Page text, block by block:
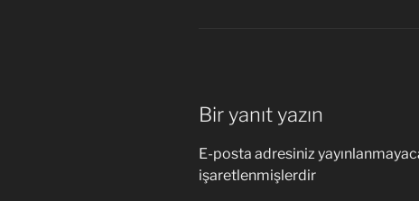
Bir yanıt yazın
E-posta adresiniz
işaretlenmişlerdir